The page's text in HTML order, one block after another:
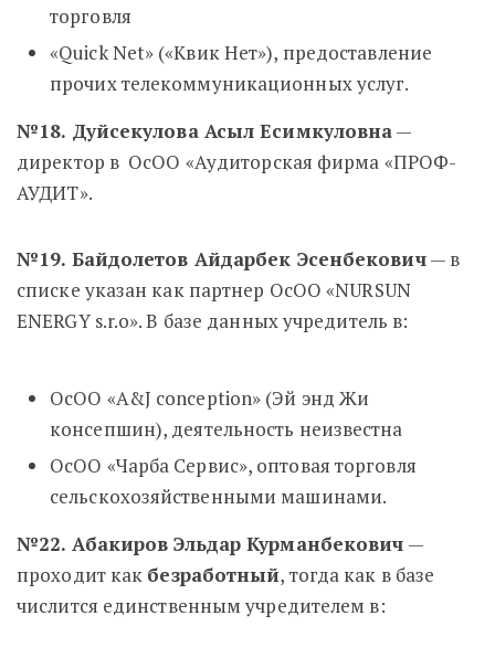
торговля
«Quick Net» («Квик Нет»), предоставление
прочих телекоммуникационных услуг.
№18. Дуйсекулова Асыл Есимкуловна—
директор в ОсОО «Аудиторская фирма «ПРОФ-
АУДИТ».
№19. Байдолетов Айдарбек Эсенбекович— в
списке указан как партнер ОсОО «NURSUN
ENERGY s.r.o». В базе данных учредитель в:
ОсОО «A&J conception» (Эй энд Жи
консепшин), деятельность неизвестна
ОсОО «Чарба Сервис», оптовая торговля
сельскохозяйственными машинами.
№22. Абакиров Эльдар Курманбекович —
проходит как безработный, тогда как в базе
числится единственным учредителем в: